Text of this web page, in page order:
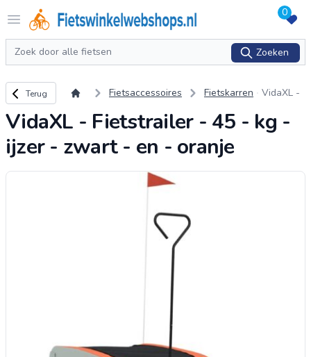
Open menu
Logo Fietswinkelwebshops.nl 0
Zoeken
Zoeken
Terug naar overzicht
Terug Fietsaccessoires Fietskarren
VidaXL -
er - 45 -
kg - ijzer
e
VidaXL - Fietstrailer - 45 - kg -
ijzer - zwart - en - oranje